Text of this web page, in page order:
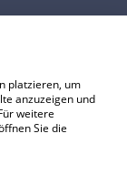
platzieren, um
anzuzeigen und
weitere
Sie die